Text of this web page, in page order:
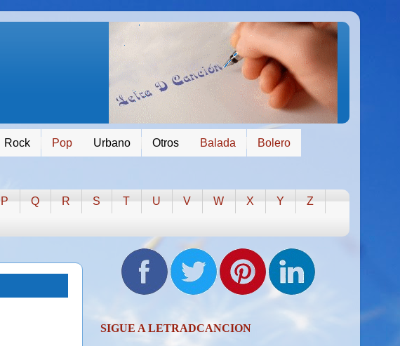
Rock Pop Urbano Otros Balada Bolero
P Q R S T U V W X Y
Z
SIGUE A LETRADCANCION